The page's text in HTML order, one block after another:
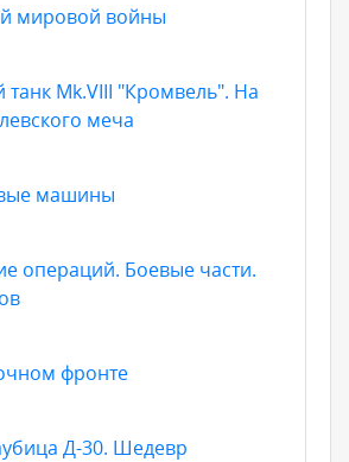
мировой войны
танк Mk.VIII "Кромвель". На
меча
машины
операций. Боевые части.
фронте
Д-30. Шедевр